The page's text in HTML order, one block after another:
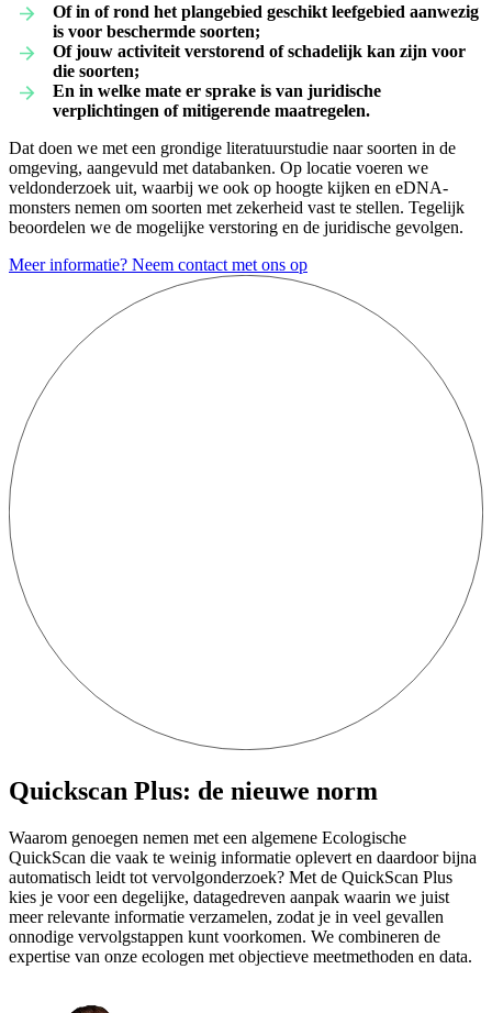
Of in of rond het plangebied geschikt leefgebied aanwezig
is voor beschermde soorten;
Of jouw activiteit verstorend of schadelijk kan zijn voor
die soorten;
En in welke mate er sprake is van juridische
verplichtingen of mitigerende maatregelen.
Dat doen we met een grondige literatuurstudie naar soorten in de
omgeving, aangevuld met databanken. Op locatie voeren we
veldonderzoek uit, waarbij we ook op hoogte kijken en eDNA-
monsters nemen om soorten met zekerheid vast te stellen. Tegelijk
beoordelen we de mogelijke verstoring en de juridische gevolgen.
Meer informatie? Neem contact met ons op
Quickscan Plus: de nieuwe norm
Waarom genoegen nemen met een algemene Ecologische
QuickScan die vaak te weinig informatie oplevert en daardoor bijna
automatisch leidt tot vervolgonderzoek? Met de QuickScan Plus
kies je voor een degelijke, datagedreven aanpak waarin we juist
meer relevante informatie verzamelen, zodat je in veel gevallen
onnodige vervolgstappen kunt voorkomen. We combineren de
expertise van onze ecologen met objectieve meetmethoden en data.